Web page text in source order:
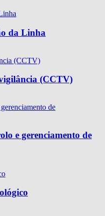
da Linha
(CCTV)
e gerenciamento de